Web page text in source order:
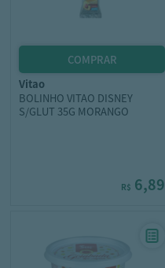
vitao
BOLINHO VITAO DISNEY
S/GLUT 35G MORANGO
R$ 6,89